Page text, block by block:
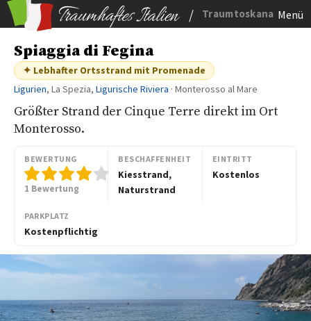
/ Traumtoskana Menü
Spiaggia di Fegina
✦ Lebhafter Ortsstrand mit Promenade
Ligurien, La Spezia, Ligurische Riviera · Monterosso al Mare
Größter Strand der Cinque Terre direkt im Ort
Monterosso.
BEWERTUNG
1 Bewertung
BESCHAFFENHEIT
Kiesstrand,
Naturstrand
EINTRITT
Kostenlos
PARKPLATZ
Kostenpflichtig